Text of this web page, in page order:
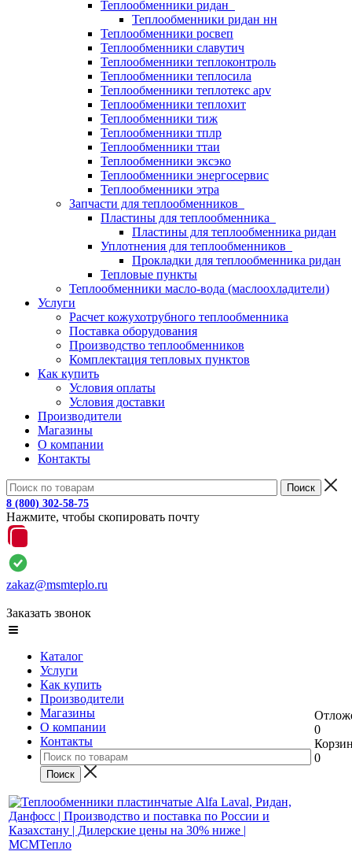
Теплообменники ридан
Теплообменники ридан нн
Теплообменники росвеп
Теплообменники славутич
Теплообменники теплоконтроль
Теплообменники теплосила
Теплообменники теплотекс apv
Теплообменники теплохит
Теплообменники тиж
Теплообменники тплр
Теплообменники ттаи
Теплообменники эксэко
Теплообменники энергосервис
Теплообменники этра
Запчасти для теплообменников
Пластины для теплообменника
Пластины для теплообменника ридан
Уплотнения для теплообменников
Прокладки для теплообменника ридан
Тепловые пункты
Теплообменники масло-вода (маслоохладители)
Услуги
Расчет кожухотрубного теплообменника
Поставка оборудования
Производство теплообменников
Комплектация тепловых пунктов
Как купить
Условия оплаты
Условия доставки
Производители
Магазины
О компании
Контакты
8 (800) 302-58-75
Нажмите, чтобы скопировать почту
zakaz@msmteplo.ru
Заказать звонок
Каталог
Услуги
Как купить
Производители
Магазины
О компании
Контакты
0
0